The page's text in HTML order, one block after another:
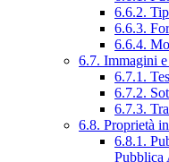
6.6.2.
6.6.3.
6.6.4.
6.7. Immagini
6.7.1.
6.7.2.
6.7.3.
6.8. Proprietà
6.8.1.
Pubblica